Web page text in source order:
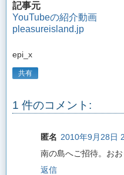
記事元
YouTubeの紹介動画
pleasureisland.jp
epi_x
共有
1 件のコメント:
匿名 2010年9月28日
南の島へご招待。お
返信